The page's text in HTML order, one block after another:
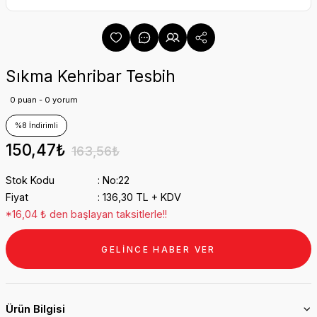
Sıkma Kehribar Tesbih
0 puan - 0 yorum
%8 İndirimli
150,47₺ 163,56₺
Stok Kodu
No:22
Fiyat
136,30 TL + KDV
*16,04 ₺ den başlayan taksitlerle!!
GELİNCE HABER VER
Ürün Bilgisi